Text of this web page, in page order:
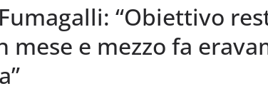
“Obiettivo
mese e mezzo fa